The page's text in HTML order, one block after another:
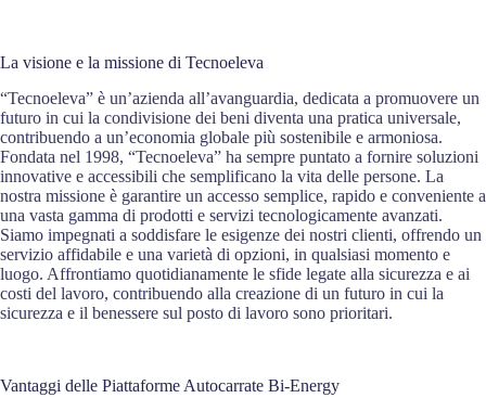
La visione e la missione di Tecnoeleva
“Tecnoeleva” è un’azienda all’avanguardia, dedicata a promuovere un
futuro in cui la condivisione dei beni diventa una pratica universale,
contribuendo a un’economia globale più sostenibile e armoniosa.
Fondata nel 1998, “Tecnoeleva” ha sempre puntato a fornire soluzioni
innovative e accessibili che semplificano la vita delle persone. La
nostra missione è garantire un accesso semplice, rapido e conveniente a
una vasta gamma di prodotti e servizi tecnologicamente avanzati.
Siamo impegnati a soddisfare le esigenze dei nostri clienti, offrendo un
servizio affidabile e una varietà di opzioni, in qualsiasi momento e
luogo. Affrontiamo quotidianamente le sfide legate alla sicurezza e ai
costi del lavoro, contribuendo alla creazione di un futuro in cui la
sicurezza e il benessere sul posto di lavoro sono prioritari.
Vantaggi delle Piattaforme Autocarrate Bi-Energy